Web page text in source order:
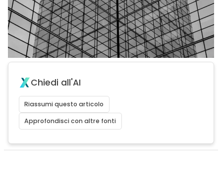
Chiedi all'AI
Riassumi questo articolo
Approfondisci con altre fonti